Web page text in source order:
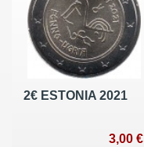
2€ ESTONIA 2021
3,00 €